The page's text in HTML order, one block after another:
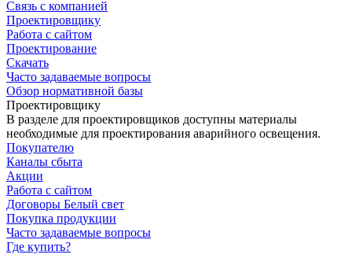
Связь с компанией
Проектировщику
Работа с сайтом
Проектирование
Скачать
Часто задаваемые вопросы
Обзор нормативной базы
Проектировщику
В разделе для проектировщиков доступны материалы
необходимые для проектирования аварийного освещения.
Покупателю
Каналы сбыта
Акции
Работа с сайтом
Договоры Белый свет
Покупка продукции
Часто задаваемые вопросы
Где купить?